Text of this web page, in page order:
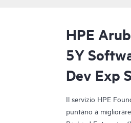
HPE
5Y
Dev Exp
Il servizio HPE
puntano a